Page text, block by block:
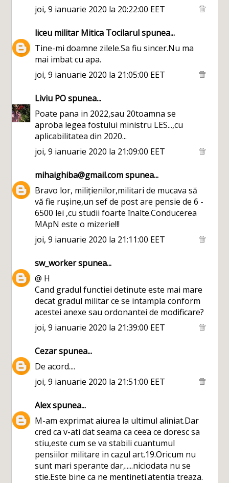
joi, 9 ianuarie 2020 la 20:22:00 EET
liceu militar Mitica Tocilarulspunea...
Tine-mi doamne zilele.Sa fiu sincer.Nu ma
mai imbat cu apa.
joi, 9 ianuarie 2020 la 21:05:00 EET
Liviu POspunea...
Poate pana in 2022,sau 20toamna se
aproba legea fostului ministru LES...,cu
aplicabilitatea din 2020...
joi, 9 ianuarie 2020 la 21:09:00 EET
mihaighiba@gmail.comspunea...
Bravo lor, milițienilor,militari de mucava să
vă fie rușine,un sef de post are pensie de 6 -
6500 lei ,cu studii foarte înalte.Conducerea
MApN este o mizerie!!!
joi, 9 ianuarie 2020 la 21:11:00 EET
sw_workerspunea...
@ H
Cand gradul functiei detinute este mai mare
decat gradul militar ce se intampla conform
acestei anexe sau ordonantei de modificare?
joi, 9 ianuarie 2020 la 21:39:00 EET
Cezarspunea...
De acord....
joi, 9 ianuarie 2020 la 21:51:00 EET
Alexspunea...
M-am exprimat aiurea la ultimul aliniat.Dar
cred ca v-ati dat seama ca ceea ce doresc sa
stiu,este cum se va stabili cuantumul
pensiilor militare in cazul art.19.Oricum nu
sunt mari sperante dar,.....niciodata nu se
stie.Este bine ca ne mentineti.atentia treaza.